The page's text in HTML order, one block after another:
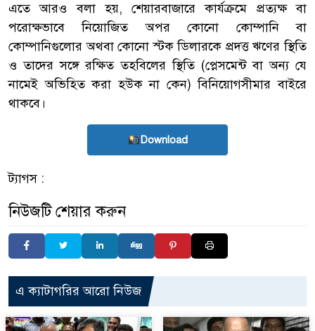
এতে আরও বলা হয়, শেয়ারবাজারে কার্যক্রমে প্রত্যক্ষ বা
পরোক্ষভাবে নিয়োজিত অপর কোনো কোম্পানি বা
কোম্পানিগুলোর অথবা কোনো স্টক ডিলারকে প্রদত্ত ঋণের স্থিতি
ও তাদের সঙ্গে রক্ষিত তহবিলের স্থিতি (প্লেসমেন্ট বা অন্য যে
নামেই অভিহিত করা হউক না কেন) বিনিয়োগসীমার বাইরে
থাকবে।
Download
ট্যাগস :
নিউজটি শেয়ার করুন
এ ক্যাটাগরির আরো নিউজ